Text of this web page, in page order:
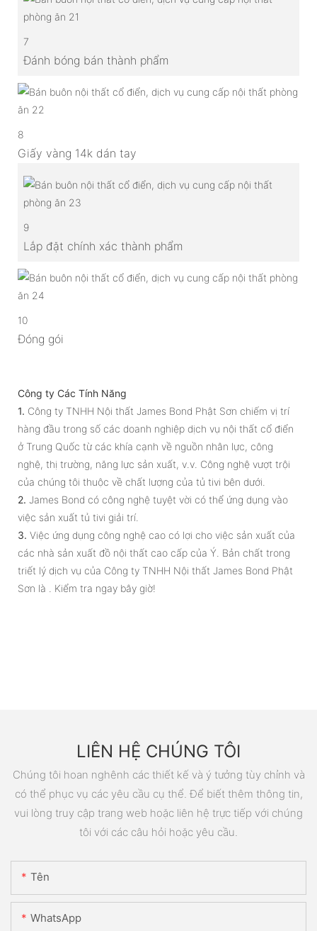
7
Đánh bóng bán thành phẩm
8
Giấy vàng 14k dán tay
9
Lắp đặt chính xác thành phẩm
10
Đóng gói
Công ty Các Tính Năng
1. Công ty TNHH Nội thất James Bond Phật Sơn chiếm vị trí
hàng đầu trong số các doanh nghiệp dịch vụ nội thất cổ điển
ở Trung Quốc từ các khía cạnh về nguồn nhân lực, công
nghệ, thị trường, năng lực sản xuất, v.v. Công nghệ vượt trội
của chúng tôi thuộc về chất lượng của tủ tivi bên dưới.
2. James Bond có công nghệ tuyệt vời có thể ứng dụng vào
việc sản xuất tủ tivi giải trí.
3. Việc ứng dụng công nghệ cao có lợi cho việc sản xuất của
các nhà sản xuất đồ nội thất cao cấp của Ý. Bản chất trong
triết lý dịch vụ của Công ty TNHH Nội thất James Bond Phật
Sơn là . Kiểm tra ngay bây giờ!
LIÊN HỆ CHÚNG TÔI
Chúng tôi hoan nghênh các thiết kế và ý tưởng tùy chỉnh và
có thể phục vụ các yêu cầu cụ thể. Để biết thêm thông tin,
vui lòng truy cập trang web hoặc liên hệ trực tiếp với chúng
tôi với các câu hỏi hoặc yêu cầu.
Tên
WhatsApp